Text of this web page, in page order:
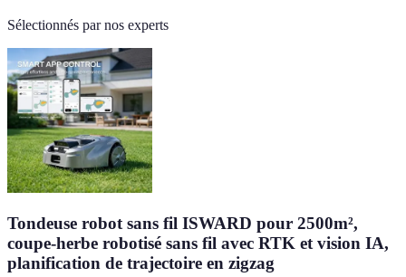
Sélectionnés par nos experts
Tondeuse robot sans fil ISWARD pour 2500m²,
coupe-herbe robotisé sans fil avec RTK et vision IA,
planification de trajectoire en zigzag